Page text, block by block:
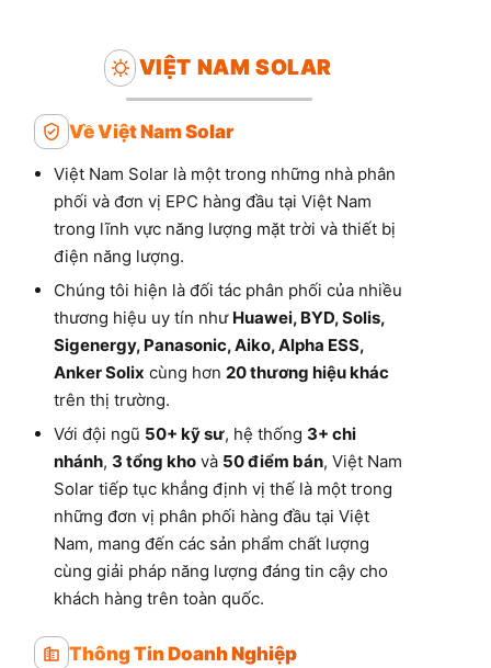
VIỆT NAM SOLAR
Về Việt Nam Solar
Việt Nam Solar là một trong những nhà phân
phối và đơn vị EPC hàng đầu tại Việt Nam
trong lĩnh vực năng lượng mặt trời và thiết bị
điện năng lượng.
Chúng tôi hiện là đối tác phân phối của nhiều
thương hiệu uy tín như Huawei, BYD, Solis,
Sigenergy, Panasonic, Aiko, Alpha ESS,
Anker Solix cùng hơn 20 thương hiệu khác
trên thị trường.
Với đội ngũ 50+ kỹ sư, hệ thống 3+ chi
nhánh, 3 tổng kho và 50 điểm bán, Việt Nam
Solar tiếp tục khẳng định vị thế là một trong
những đơn vị phân phối hàng đầu tại Việt
Nam, mang đến các sản phẩm chất lượng
cùng giải pháp năng lượng đáng tin cậy cho
khách hàng trên toàn quốc.
Thông Tin Doanh Nghiệp